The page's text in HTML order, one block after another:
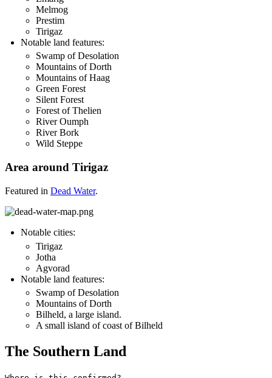
Melmog
Prestim
Tirigaz
Notable land features:
Swamp of Desolation
Mountains of Dorth
Mountains of Haag
Green Forest
Silent Forest
Forest of Thelien
River Oumph
River Bork
Wild Steppe
Area around Tirigaz
Featured in Dead Water.
Notable cities:
Tirigaz
Jotha
Agvorad
Notable land features:
Swamp of Desolation
Mountains of Dorth
Bilheld, a large island.
A small island of coast of Bilheld
The Southern Land